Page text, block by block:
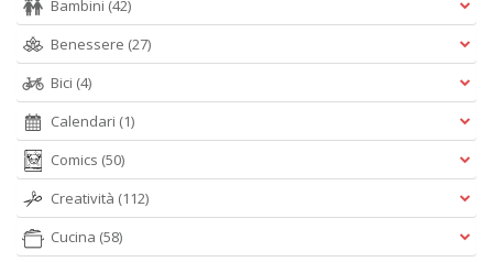
Bambini (42)
Benessere (27)
Bici (4)
Calendari (1)
Comics (50)
Creatività (112)
Cucina (58)